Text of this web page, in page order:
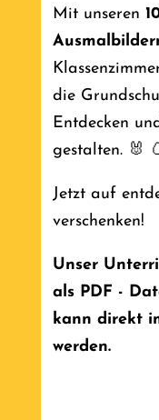
Mit unseren
die
Entdecken
gestalten. 🐰
Jetzt auf
verschenken!
Unser
als PDF -
kann direkt
werden.